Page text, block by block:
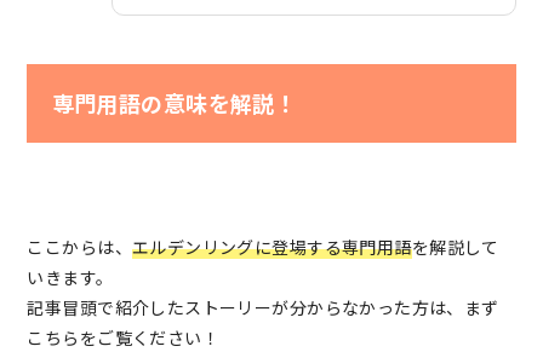
専門用語の意味を解説！
ここからは、 エルデンリングに登場する専門用語を解説して
いきます。
記事冒頭で紹介したストーリーが分からなかった方は、まず
こちらをご覧ください！